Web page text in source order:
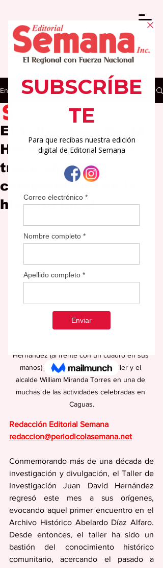
Entrada
El Taller Juan David
Hernández celebra
trece años de
compromiso con la
historia local
2 min de lectura
Hernández (al frente con un cuadro en sus
manos) junto a miembros del taller y el
alcalde William Miranda Torres en una de
muchas de las actividades celebradas en
Caguas.
Redacción Editorial Semana
redaccion@periodicolasemana.net
Conmemorando más de una década de
investigación y divulgación, el Taller de
Investigación Juan David Hernández
regresó este mes a sus orígenes,
evocando aquel primer encuentro en el
Archivo Histórico Abelardo Díaz Alfaro.
Desde entonces, el taller ha sido un
bastión del conocimiento histórico
comunitario, acercando el pasado a